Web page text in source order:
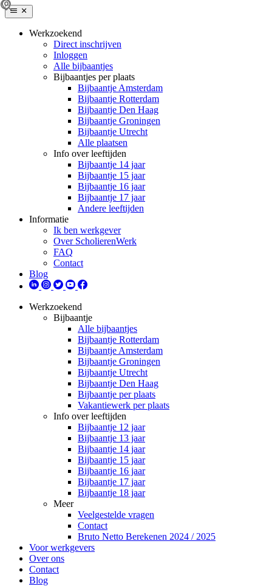
Werkzoekend
Direct inschrijven
Inloggen
Alle bijbaantjes
Bijbaantjes per plaats
Bijbaantje Amsterdam
Bijbaantje Rotterdam
Bijbaantje Den Haag
Bijbaantje Groningen
Bijbaantje Utrecht
Alle plaatsen
Info over leeftijden
Bijbaantje 14 jaar
Bijbaantje 15 jaar
Bijbaantje 16 jaar
Bijbaantje 17 jaar
Andere leeftijden
Informatie
Ik ben werkgever
Over ScholierenWerk
FAQ
Contact
Blog
Werkzoekend
Bijbaantje
Alle bijbaantjes
Bijbaantje Rotterdam
Bijbaantje Amsterdam
Bijbaantje Groningen
Bijbaantje Utrecht
Bijbaantje Den Haag
Bijbaantje per plaats
Vakantiewerk per plaats
Info over leeftijden
Bijbaantje 12 jaar
Bijbaantje 13 jaar
Bijbaantje 14 jaar
Bijbaantje 15 jaar
Bijbaantje 16 jaar
Bijbaantje 17 jaar
Bijbaantje 18 jaar
Meer
Veelgestelde vragen
Contact
Bruto Netto Berekenen 2024 / 2025
Voor werkgevers
Over ons
Contact
Blog